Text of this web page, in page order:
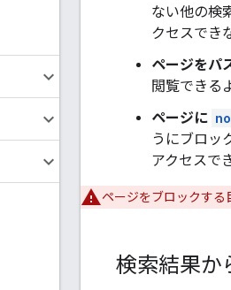
ない他の検
クセスでき
ページをパ
閲覧できる
ページに
うにブロッ
アクセスで
ページをブロックする
検索結果か